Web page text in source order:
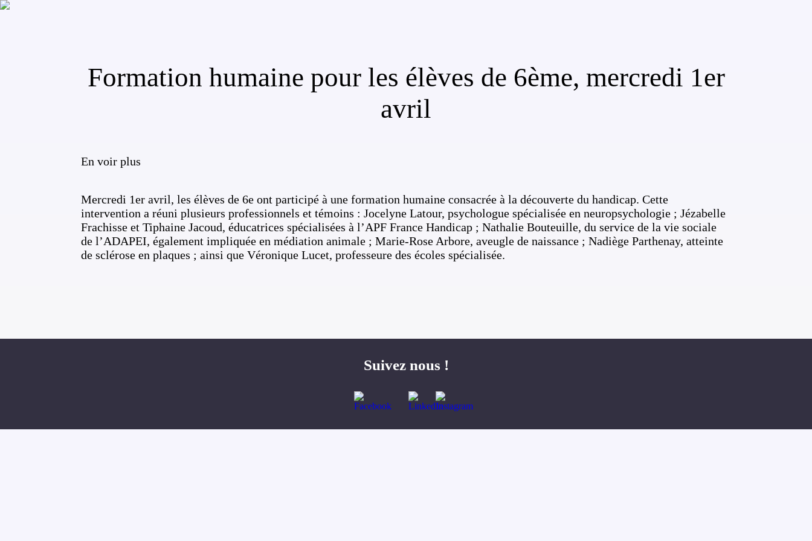
Formation humaine pour les élèves de 6ème, mercredi 1er
avril
En voir plus
Mercredi 1er avril, les élèves de 6e ont participé à une formation humaine consacrée à la découverte du handicap. Cette
intervention a réuni plusieurs professionnels et témoins : Jocelyne Latour, psychologue spécialisée en neuropsychologie ; Jézabelle
Frachisse et Tiphaine Jacoud, éducatrices spécialisées à l’APF France Handicap ; Nathalie Bouteuille, du service de la vie sociale
de l’ADAPEI, également impliquée en médiation animale ; Marie-Rose Arbore, aveugle de naissance ; Nadiège Parthenay, atteinte
de sclérose en plaques ; ainsi que Véronique Lucet, professeure des écoles spécialisée.
Suivez nous !